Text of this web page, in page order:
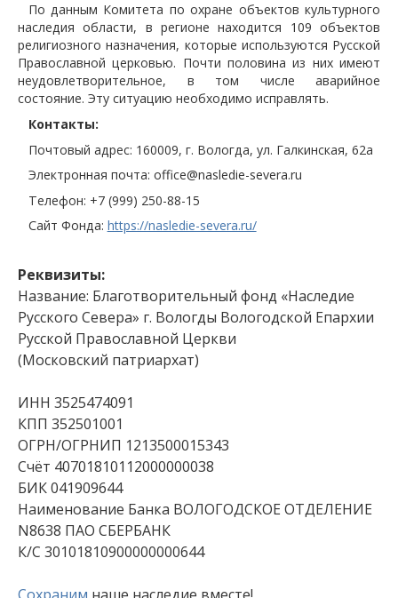
По данным Комитета по охране объектов культурного
наследия области, в регионе находится 109 объектов
религиозного назначения, которые используются Русской
Православной церковью. Почти половина из них имеют
неудовлетворительное, в том числе аварийное
состояние. Эту ситуацию необходимо исправлять.
Контакты:
Почтовый адрес: 160009, г. Вологда, ул. Галкинская, 62а
Электронная почта: office@nasledie-severa.ru
Телефон: +7 (999) 250-88-15
Сайт Фонда: https://nasledie-severa.ru/
Реквизиты:
Название: Благотворительный фонд «Наследие
Русского Севера» г. Вологды Вологодской Епархии
Русской Православной Церкви
(Московский патриархат)
ИНН 3525474091
КПП 352501001
ОГРН/ОГРНИП 1213500015343
Счёт 40701810112000000038
БИК 041909644
Наименование Банка ВОЛОГОДСКОЕ ОТДЕЛЕНИЕ
N8638 ПАО СБЕРБАНК
К/С 30101810900000000644